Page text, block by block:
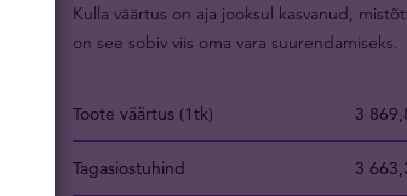
Kulla väärtus on aja jooksul kasvanud,
on see sobiv viis oma vara suurendamiseks.
Toote väärtus (1tk) 3
Tagasiostuhind 3